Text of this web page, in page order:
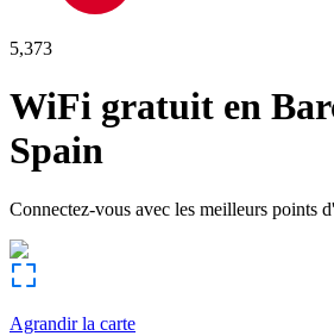
5,373
WiFi gratuit en
Spain
Connectez-vous avec les meilleurs points
Agrandir la carte